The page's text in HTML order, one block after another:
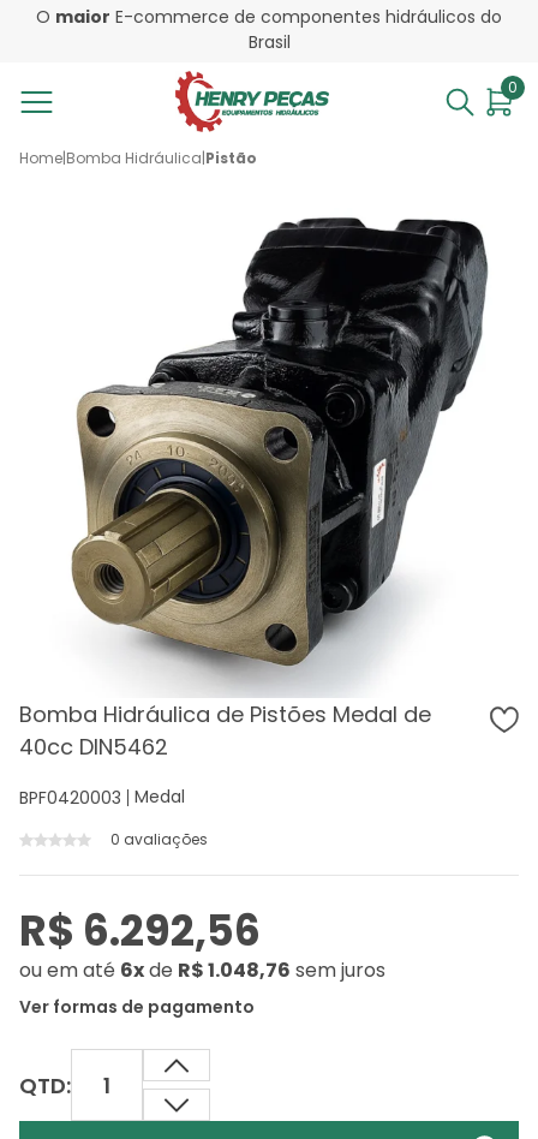
O maior E-commerce de componentes hidráulicos do
Brasil
0
Home|Bomba Hidráulica|Pistão
Bomba Hidráulica de Pistões Medal de
40cc DIN5462
BPF0420003 Medal
0 avaliações
R$ 6.292,56
ouem até 6xde R$ 1.048,76 sem juros
Ver formas de pagamento
QTD: